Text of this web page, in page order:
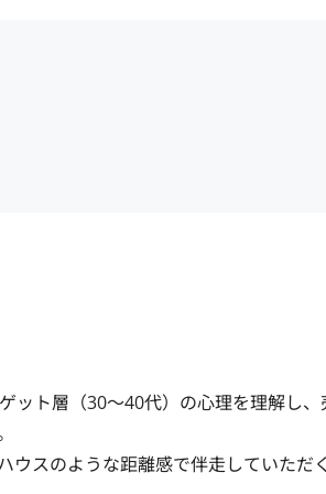
ット層（30〜40代）の心理を理解し
スのような距離感で伴走していただ